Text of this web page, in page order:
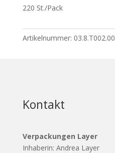
220 St./Pack
Artikelnummer: 03.8.T002.00
Kontakt
Verpackungen Layer
Inhaberin: Andrea Layer